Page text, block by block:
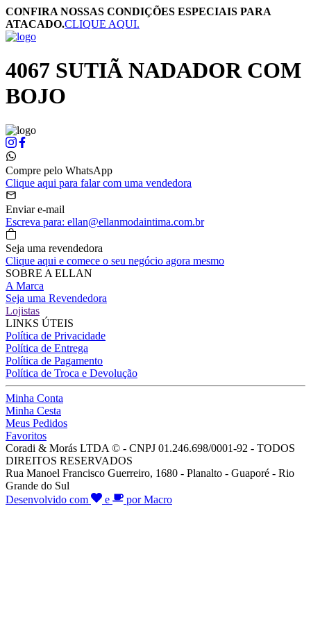
CONFIRA NOSSAS CONDIÇÕES ESPECIAIS PARA
ATACADO.CLIQUE AQUI.
4067 SUTIÃ NADADOR COM
BOJO
Compre pelo WhatsApp
Clique aqui para falar com uma vendedora
Enviar e-mail
Escreva para: ellan@ellanmodaintima.com.br
Seja uma revendedora
Clique aqui e comece o seu negócio agora mesmo
SOBRE A ELLAN
A Marca
Seja uma Revendedora
Lojistas
LINKS ÚTEIS
Política de Privacidade
Política de Entrega
Política de Pagamento
Política de Troca e Devolução
Minha Conta
Minha Cesta
Meus Pedidos
Favoritos
Coradi & Morás LTDA © - CNPJ 01.246.698/0001-92 - TODOS
DIREITOS RESERVADOS
Rua Manoel Francisco Guerreiro, 1680 - Planalto - Guaporé - Rio
Grande do Sul
Desenvolvido com
e por Macro